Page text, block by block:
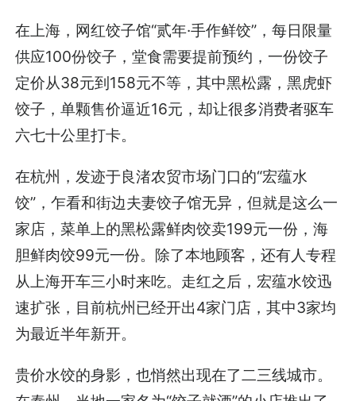
在上海，网红饺子馆“贰年·手作鲜饺”，每日限量
供应100份饺子，堂食需要提前预约，一份饺子
定价从38元到158元不等，其中黑松露，黑虎虾
饺子，单颗售价逼近16元，却让很多消费者驱车
六七十公里打卡。
在杭州，发迹于良渚农贸市场门口的“宏蕴水
饺”，乍看和街边夫妻饺子馆无异，但就是这么一
家店，菜单上的黑松露鲜肉饺卖199元一份，海
胆鲜肉饺99元一份。除了本地顾客，还有人专程
从上海开车三小时来吃。走红之后，宏蕴水饺迅
速扩张，目前杭州已经开出4家门店，其中3家均
为最近半年新开。
贵价水饺的身影，也悄然出现在了二三线城市。